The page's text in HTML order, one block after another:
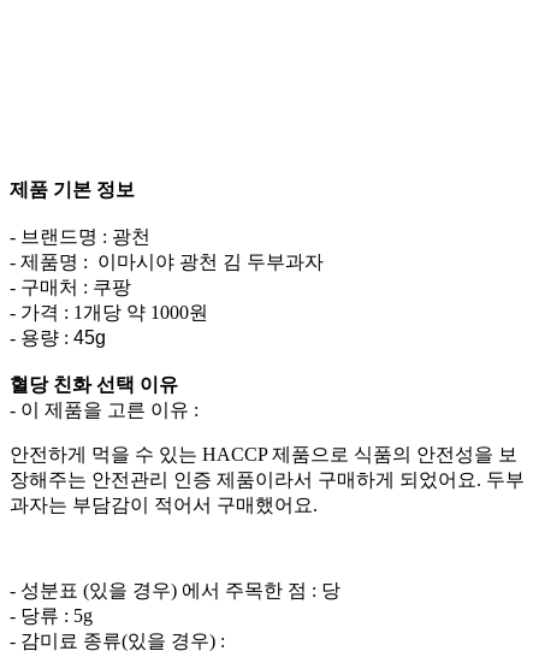
제품 기본 정보
- 브랜드명 : 광천
- 제품명 : 이마시야 광천 김 두부과자
- 구매처 : 쿠팡
- 가격 : 1개당 약 1000원
- 용량 : 45g
혈당 친화 선택 이유
- 이 제품을 고른 이유 :
안전하게 먹을 수 있는 HACCP제품으로 식품의 안전성을 보
장해주는 안전관리 인증 제품이라서 구매하게 되었어요. 두부
과자는 부담감이 적어서 구매했어요.
- 성분표 (있을 경우) 에서 주목한 점 : 당
- 당류 : 5g
- 감미료 종류(있을 경우) :